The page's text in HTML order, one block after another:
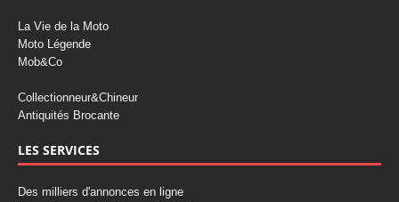
La Vie de la Moto
Moto Légende
Mob&Co
Collectionneur&Chineur
Antiquités Brocante
LES SERVICES
Des milliers d'annonces en ligne